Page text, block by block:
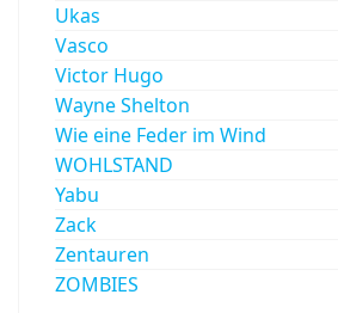
Ukas
Vasco
Victor Hugo
Wayne Shelton
Wie eine Feder im Wind
WOHLSTAND
Yabu
Zack
Zentauren
ZOMBIES